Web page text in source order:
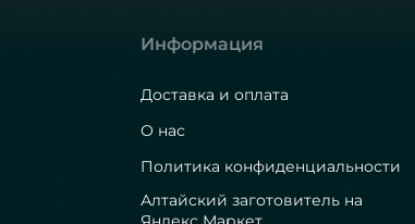
Информация
Доставка и оплата
О нас
Политика конфиденциальности
Алтайский заготовитель на